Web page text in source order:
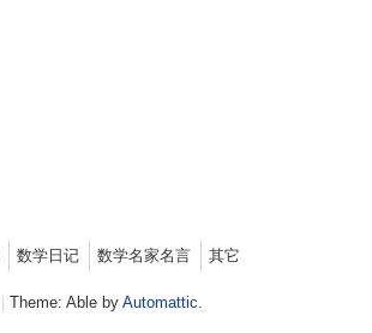
数学日记 数学名家名言 其它
Theme: Able by Automattic.